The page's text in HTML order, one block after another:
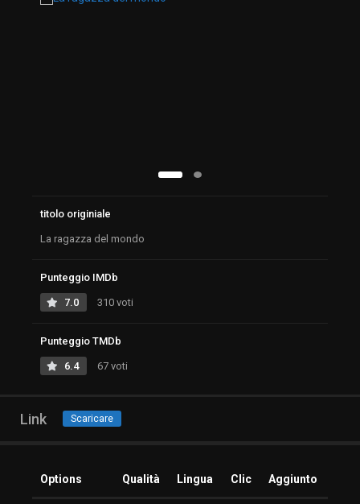
titolo originiale
La ragazza del mondo
Punteggio IMDb
7.0 310 voti
Punteggio TMDb
6.4 67 voti
Link Scaricare
Options Qualità Lingua Clic Aggiunto